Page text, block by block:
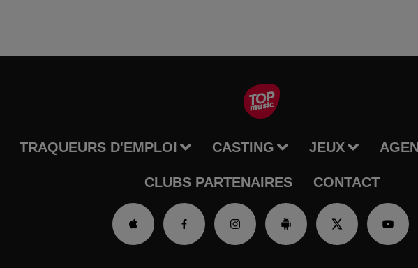
TRAQUEURS D'EMPLOI CASTING JEUX
CLUBS PARTENAIRES CONTACT